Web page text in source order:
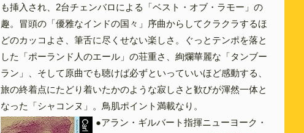
も挿入され、2台チェンバロによる「ベスト・オブ・ラモー」の
趣。冒頭の「優雅なインドの国々」序曲からしてクラクラするほ
どのカッコよさ、筆舌に尽くせない楽しさ。ぐっとテンポを落と
した「ポーランド人のエール」の荘重さ、絢爛華麗な「タンブー
ラン」、そして原曲でも聴けば必ずといっていいほど感動する、
旅の終着点にたどり着いたかのような寂しさと歓びが渾然一体と
なった「シャコンヌ」。鳥肌ポイント満載なり。
●アラン・ギルバート指揮ニューヨーク・